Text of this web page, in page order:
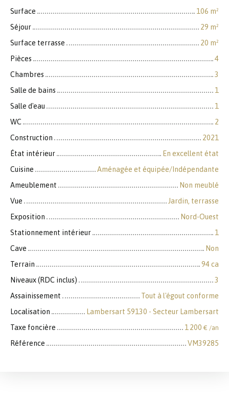
Surface
106 m²
Séjour
29 m²
Surface terrasse
20 m²
Pièces
4
Chambres
3
Salle de bains
1
Salle d'eau
1
WC
2
Construction
2021
État intérieur
En excellent état
Cuisine
Aménagée et équipée/Indépendante
Ameublement
Non meublé
Vue
Jardin, terrasse
Exposition
Nord-Ouest
Stationnement intérieur
1
Cave
Non
Terrain
94 ca
Niveaux (RDC inclus)
3
Assainissement
Tout à l'égout conforme
Localisation
Lambersart 59130 - Secteur Lambersart
Taxe foncière
1 200 € /an
Référence VM39285